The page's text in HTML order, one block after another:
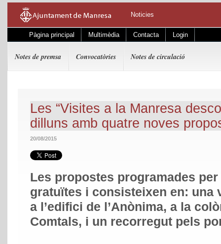
Noticies
Pàgina principal Multimèdia Contacta Login
Notes de premsa Convocatòries Notes de circulació
Les “Visites a la Manresa
dilluns amb quatre noves
20/08/2015
Les propostes programades
gratuïtes i consisteixen en: una
a l’edifici de l’Anònima, a la
Comtals, i un recorregut pels